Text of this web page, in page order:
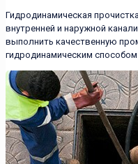
Гидродинамическая
внутренней и наружной
выполнить качественную
гидродинамическим способом